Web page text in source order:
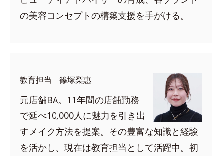
の美容コンセプトの構築支援を手がける。
教育担当 篠塚梨惠
元店舗BA。11年間の店舗勤務
で延べ10,000人に魅力を引き出
すメイク方法を提案。その豊富な知識と経験
を活かし、現在は教育担当として活躍中。初